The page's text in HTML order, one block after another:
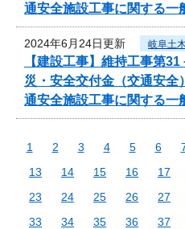
通安全施設工事に関する一
2024年6月24日更新 岐阜土
【建設工事】維持工事第
災・安全交付金（交通安
通安全施設工事に関する一
1 2 3 4 5 6
13
14 15 16 17
23
24 25 26 27
33
34 35 36 37